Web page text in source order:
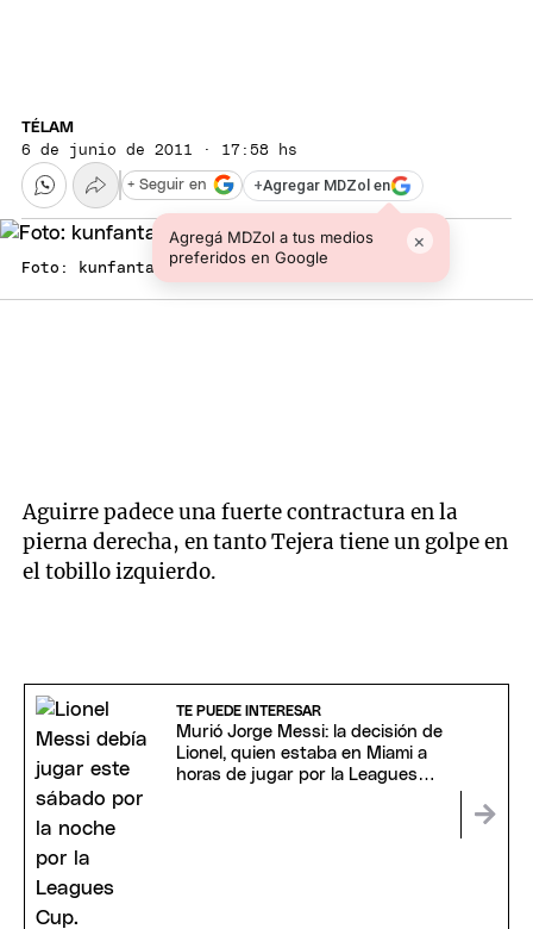
TÉLAM
6 de junio de 2011 · 17:58 hs
+Agregar MDZol en
Agregá MDZol a tus medios
preferidos en Google
×
+ Seguir en
Foto: kunfantasma.argentinaforo.net
Aguirre padece una fuerte contractura en la
pierna derecha, en tanto Tejera tiene un golpe en
el tobillo izquierdo.
TE PUEDE INTERESAR
Murió Jorge Messi: la decisión de
Lionel, quien estaba en Miami a
horas de jugar por la Leagues